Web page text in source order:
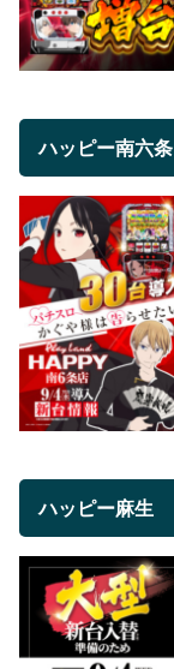
ハッピー南六条
ハッピー麻生